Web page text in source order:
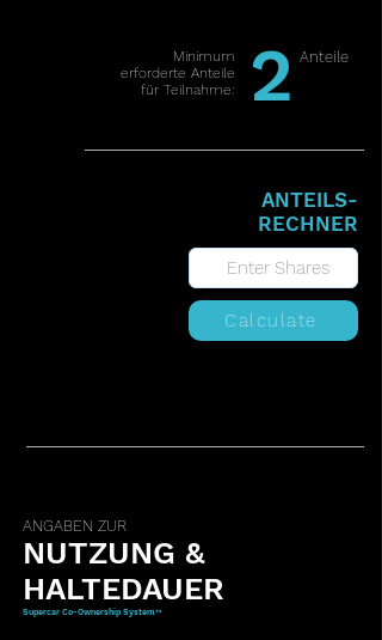
Minimum
erforderte Anteile
für Teilnahme:
2 Anteile
ANTEILS-
RECHNER
Calculate
ANGABEN ZUR
NUTZUNG &
HALTEDAUER
Supercar Co-Ownership System™